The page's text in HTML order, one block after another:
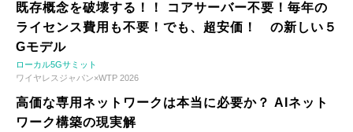
既存概念を破壊する！！ コアサーバー不要！毎年の
ライセンス費用も不要！でも、超安価！ の新しい５
Gモデル
ローカル5Gサミット
ワイヤレスジャパン×WTP 2026
高価な専用ネットワークは本当に必要か？ AIネット
ワーク構築の現実解